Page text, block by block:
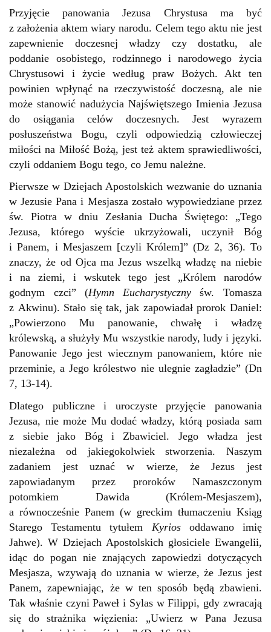
Przyjęcie panowania Jezusa Chrystusa ma być
z założenia aktem wiary narodu. Celem tego aktu nie jest
zapewnienie doczesnej władzy czy dostatku, ale
poddanie osobistego, rodzinnego i narodowego życia
Chrystusowi i życie według praw Bożych. Akt ten
powinien wpłynąć na rzeczywistość doczesną, ale nie
może stanowić nadużycia Najświętszego Imienia Jezusa
do osiągania celów doczesnych. Jest wyrazem
posłuszeństwa Bogu, czyli odpowiedzią człowieczej
miłości na Miłość Bożą, jest też aktem sprawiedliwości,
czyli oddaniem Bogu tego, co Jemu należne.
Pierwsze w Dziejach Apostolskich wezwanie do uznania
w Jezusie Pana i Mesjasza zostało wypowiedziane przez
św. Piotra w dniu Zesłania Ducha Świętego: „Tego
Jezusa, którego wyście ukrzyżowali, uczynił Bóg
i Panem, i Mesjaszem [czyli Królem]” (Dz 2, 36). To
znaczy, że od Ojca ma Jezus wszelką władzę na niebie
i na ziemi, i wskutek tego jest „Królem narodów
godnym czci” (Hymn Eucharystyczny św. Tomasza
z Akwinu). Stało się tak, jak zapowiadał prorok Daniel:
„Powierzono Mu panowanie, chwałę i władzę
królewską, a służyły Mu wszystkie narody, ludy i języki.
Panowanie Jego jest wiecznym panowaniem, które nie
przeminie, a Jego królestwo nie ulegnie zagładzie” (Dn
7, 13-14).
Dlatego publiczne i uroczyste przyjęcie panowania
Jezusa, nie może Mu dodać władzy, którą posiada sam
z siebie jako Bóg i Zbawiciel. Jego władza jest
niezależna od jakiegokolwiek stworzenia. Naszym
zadaniem jest uznać w wierze, że Jezus jest
zapowiadanym przez proroków Namaszczonym
potomkiem Dawida (Królem-Mesjaszem),
a równocześnie Panem (w greckim tłumaczeniu Ksiąg
Starego Testamentu tytułem Kyriosoddawano imię
Jahwe). W Dziejach Apostolskich głosiciele Ewangelii,
idąc do pogan nie znających zapowiedzi dotyczących
Mesjasza, wzywają do uznania w wierze, że Jezus jest
Panem, zapewniając, że w ten sposób będą zbawieni.
Tak właśnie czyni Paweł i Sylas w Filippi, gdy zwracają
się do strażnika więzienia: „Uwierz w Pana Jezusa